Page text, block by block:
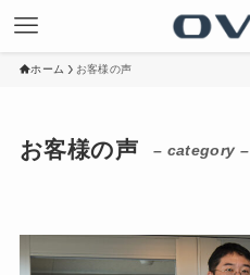
ホーム お客様の声
お客様の声 – category –